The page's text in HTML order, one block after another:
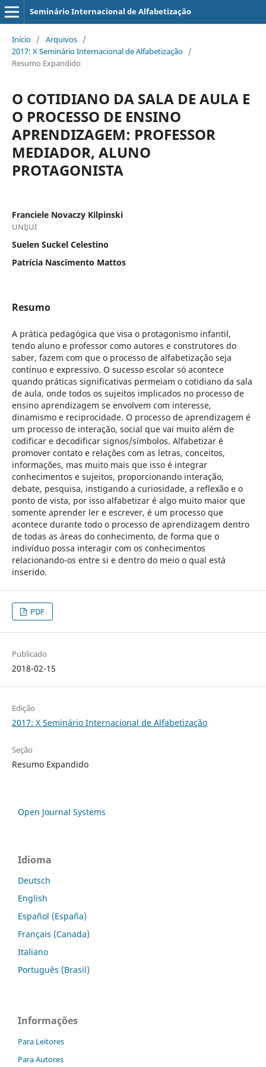
Seminário Internacional de Alfabetização
Início / Arquivos /
2017: X Seminário Internacional de Alfabetização /
Resumo Expandido
O COTIDIANO DA SALA DE AULA E
O PROCESSO DE ENSINO
APRENDIZAGEM: PROFESSOR
MEDIADOR, ALUNO
PROTAGONISTA
Franciele Novaczy Kilpinski
UNIJUI
Suelen Suckel Celestino
Patrícia Nascimento Mattos
Resumo
A prática pedagógica que visa o protagonismo infantil,
tendo aluno e professor como autores e construtores do
saber, fazem com que o processo de alfabetização seja
contínuo e expressivo. O sucesso escolar só acontece
quando práticas significativas permeiam o cotidiano da sala
de aula, onde todos os sujeitos implicados no processo de
ensino aprendizagem se envolvem com interesse,
dinamismo e reciprocidade. O processo de aprendizagem é
um processo de interação, social que vai muito além de
codificar e decodificar signos/símbolos. Alfabetizar é
promover contato e relações com as letras, conceitos,
informações, mas muito mais que isso é integrar
conhecimentos e sujeitos, proporcionando interação,
debate, pesquisa, instigando a curiosidade, a reflexão e o
ponto de vista, por isso alfabetizar é algo muito maior que
somente aprender ler e escrever, é um processo que
acontece durante todo o processo de aprendizagem dentro
de todas as áreas do conhecimento, de forma que o
indivíduo possa interagir com os conhecimentos
relacionando-os entre si e dentro do meio o qual está
inserido.
PDF
Publicado
2018-02-15
Edição
2017: X Seminário Internacional de Alfabetização
Seção
Resumo Expandido
Open Journal Systems
Idioma
Deutsch
English
Español (España)
Français (Canada)
Italiano
Português (Brasil)
Informações
Para Leitores
Para Autores